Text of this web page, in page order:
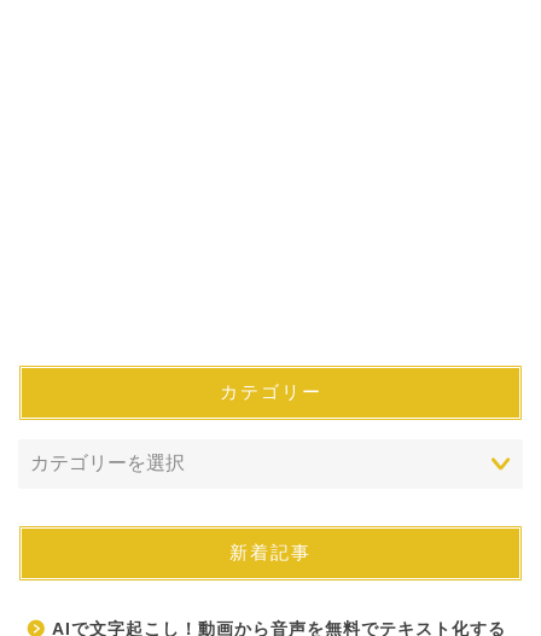
カテゴリー
新着記事
AIで文字起こし！動画から音声を無料でテキスト化する